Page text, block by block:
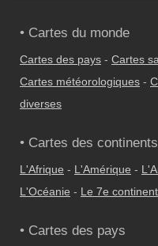
• Cartes du monde
Cartes des pays - Cartes
Cartes météorologiques -
diverses
• Cartes des continents
L'Afrique - L'Amérique -
L'Océanie - Le 7e continent
• Cartes des pays